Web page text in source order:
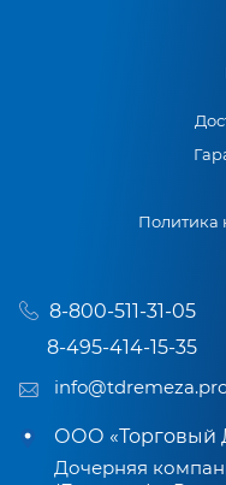
Политика
8-800-511-31-05
8-495-414-15-35
ООО «Торговый
Дочерняя